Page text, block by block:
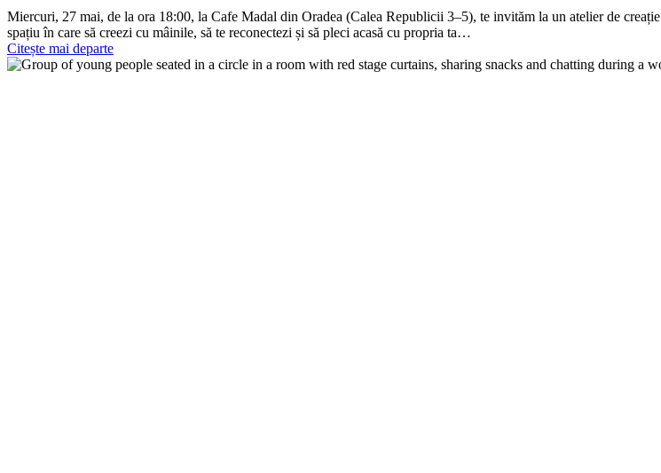
Miercuri, 27 mai, de la ora 18:00, la Cafe Madal din Oradea (Calea Republicii 3–5), te invităm la un atelier de
spațiu în care să creezi cu mâinile, să te reconectezi și să pleci acasă cu propria ta…
Citește mai departe